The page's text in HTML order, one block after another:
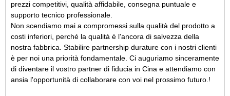
prezzi competitivi, qualità affidabile, consegna puntuale e
supporto tecnico professionale.
Non scendiamo mai a compromessi sulla qualità del prodotto a
costi inferiori, perché la qualità è l'ancora di salvezza della
nostra fabbrica. Stabilire partnership durature con i nostri clienti
è per noi una priorità fondamentale. Ci auguriamo sinceramente
di diventare il vostro partner di fiducia in Cina e attendiamo con
ansia l'opportunità di collaborare con voi nel prossimo futuro.!